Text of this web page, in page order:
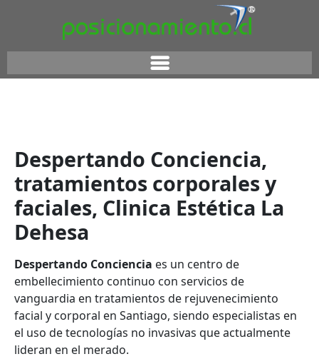
Despertando Conciencia,
tratamientos corporales y
faciales, Clinica Estética La
Dehesa
Despertando Conciencia es un centro de
embellecimiento continuo con servicios de
vanguardia en tratamientos de rejuvenecimiento
facial y corporal en Santiago, siendo especialistas en
el uso de tecnologías no invasivas que actualmente
lideran en el merado.